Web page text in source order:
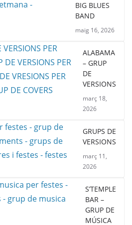
BIG BLUES
BAND
maig 16, 2026
ALABAMA
– GRUP
DE
VERSIONS
març 18,
2026
GRUPS DE
VERSIONS
març 11,
2026
S’TEMPLE
BAR –
GRUP DE
MÚSICA